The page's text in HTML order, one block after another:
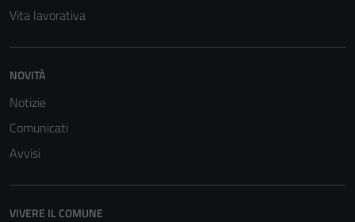
Vita lavorativa
NOVITÀ
Notizie
Comunicati
Avvisi
VIVERE IL COMUNE